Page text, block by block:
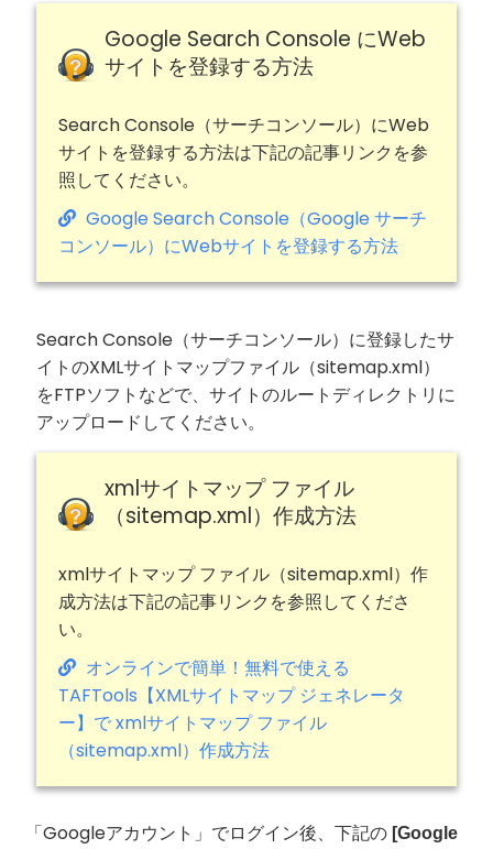
Google Search Console にWeb
サイトを登録する方法
Search Console（サーチコンソール）にWeb
サイトを登録する方法は下記の記事リンクを参
照してください。
Google Search Console（Google サーチ
コンソール）にWebサイトを登録する方法
Search Console（サーチコンソール）に登録したサ
イトのXMLサイトマップファイル（sitemap.xml）
をFTPソフトなどで、サイトのルートディレクトリに
アップロードしてください。
xmlサイトマップ ファイル
（sitemap.xml）作成方法
xmlサイトマップ ファイル（sitemap.xml）作
成方法は下記の記事リンクを参照してくださ
い。
オンラインで簡単！無料で使える
TAFTools【XMLサイトマップ ジェネレータ
ー】で xmlサイトマップ ファイル
（sitemap.xml）作成方法
「Googleアカウント」でログイン後、下記の [Google